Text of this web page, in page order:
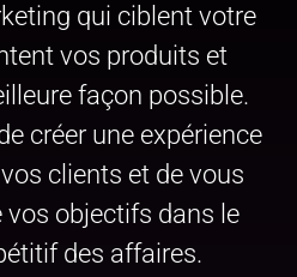
qui ciblent votre
vos produits et
façon possible.
créer une expérience
clients et de vous
vos objectifs dans le
des affaires.